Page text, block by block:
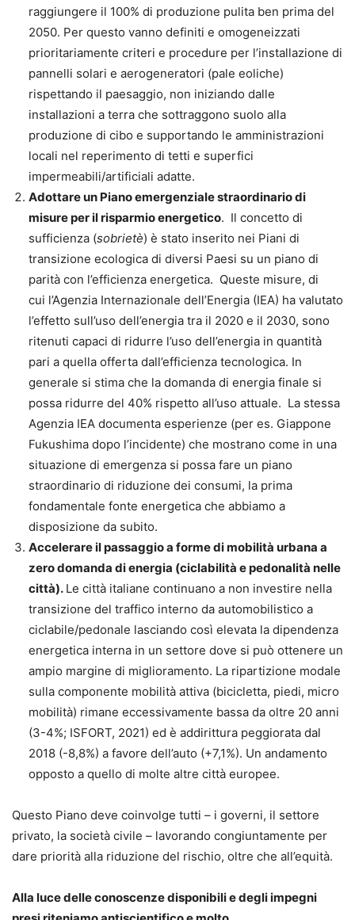
raggiungere il 100% di produzione pulita ben prima del
2050. Per questo vanno definiti e omogeneizzati
prioritariamente criteri e procedure per l’installazione di
pannelli solari e aerogeneratori (pale eoliche)
rispettando il paesaggio, non iniziando dalle
installazioni a terra che sottraggono suolo alla
produzione di cibo e supportando le amministrazioni
locali nel reperimento di tetti e superfici
impermeabili/artificiali adatte.
Adottare un Piano emergenziale straordinario di
misure per il risparmio energetico. Il concetto di
sufficienza (sobrietè) è stato inserito nei Piani di
transizione ecologica di diversi Paesi su un piano di
parità con l’efficienza energetica. Queste misure, di
cui l’Agenzia Internazionale dell’Energia (IEA) ha valutato
l’effetto sull’uso dell’energia tra il 2020 e il 2030, sono
ritenuti capaci di ridurre l’uso dell’energia in quantità
pari a quella offerta dall’efficienza tecnologica. In
generale si stima che la domanda di energia finale si
possa ridurre del 40% rispetto all’uso attuale. La stessa
Agenzia IEA documenta esperienze (per es. Giappone
Fukushima dopo l’incidente) che mostrano come in una
situazione di emergenza si possa fare un piano
straordinario di riduzione dei consumi, la prima
fondamentale fonte energetica che abbiamo a
disposizione da subito.
Accelerare il passaggio a forme di mobilità urbana a
zero domanda di energia (ciclabilità e pedonalità nelle
città). Le città italiane continuano a non investire nella
transizione del traffico interno da automobilistico a
ciclabile/pedonale lasciando così elevata la dipendenza
energetica interna in un settore dove si può ottenere un
ampio margine di miglioramento. La ripartizione modale
sulla componente mobilità attiva (bicicletta, piedi, micro
mobilità) rimane eccessivamente bassa da oltre 20 anni
(3-4%; ISFORT, 2021) ed è addirittura peggiorata dal
2018 (-8,8%) a favore dell’auto (+7,1%). Un andamento
opposto a quello di molte altre città europee.
Questo Piano deve coinvolge tutti – i governi, il settore
privato, la società civile – lavorando congiuntamente per
dare priorità alla riduzione del rischio, oltre che all’equità.
Alla luce delle conoscenze disponibili e degli impegni